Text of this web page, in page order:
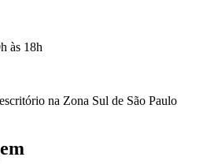
às 18h
na Zona Sul de São Paulo